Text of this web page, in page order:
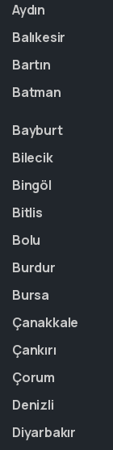
Aydın
Balıkesir
Bartın
Batman
Bayburt
Bilecik
Bingöl
Bitlis
Bolu
Burdur
Bursa
Çanakkale
Çankırı
Çorum
Denizli
Diyarbakır